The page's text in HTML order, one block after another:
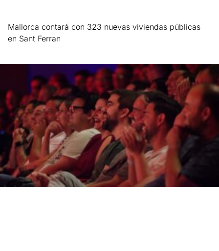
Mallorca contará con 323 nuevas viviendas públicas
en Sant Ferran